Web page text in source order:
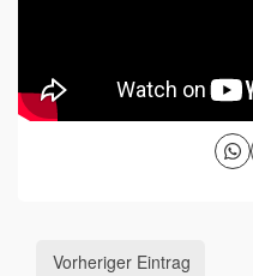
Vorheriger Eintrag